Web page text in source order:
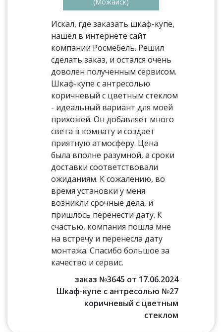
Искал, где заказать шкаф-купе,
нашёл в интернете сайт
компании Росмебель. Решил
сделать заказ, и остался очень
доволен полученным сервисом.
Шкаф-купе с антресолью
коричневый с цветным стеклом
- идеальный вариант для моей
прихожей. Он добавляет много
света в комнату и создает
приятную атмосферу. Цена
была вполне разумной, а сроки
доставки соответствовали
ожиданиям. К сожалению, во
время установки у меня
возникли срочные дела, и
пришлось перенести дату. К
счастью, компания пошла мне
на встречу и перенесла дату
монтажа. Спасибо большое за
качество и сервис.
заказ №3645 от 17.06.2024
Шкаф-купе с антресолью №27
коричневый с цветным
стеклом